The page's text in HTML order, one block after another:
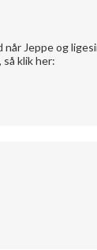
når Jeppe og
klik her:
på aktivt